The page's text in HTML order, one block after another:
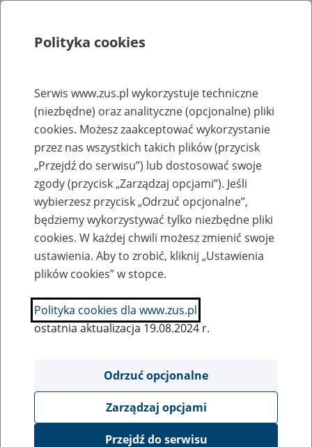
Rejestry, ewidencje i archiwa
Baza zlikwidowanych lub
przekształconych zakładów pracy
Nazwa zakładu pracy:
SZUKAJ
Ukryj wszystkie pozycje bazy
Polityka cookies
Serwis www.zus.pl wykorzystuje techniczne
(niezbędne) oraz analityczne (opcjonalne) pliki
cookies. Możesz zaakceptować wykorzystanie
przez nas wszystkich takich plików (przycisk
„Przejdź do serwisu”) lub dostosować swoje
zgody (przycisk „Zarządzaj opcjami”). Jeśli
wybierzesz przycisk „Odrzuć opcjonalne”,
będziemy wykorzystywać tylko niezbędne pliki
cookies. W każdej chwili możesz zmienić swoje
ustawienia. Aby to zrobić, kliknij „Ustawienia
plików cookies” w stopce.
Polityka cookies dla www.zus.pl
ostatnia aktualizacja 19.08.2024 r.
Odrzuć opcjonalne
Zarządzaj opcjami
Przejdź do serwisu